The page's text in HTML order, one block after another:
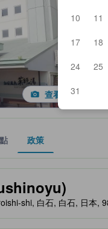
10
11
17
18
24
25
31
查看所有照片
政策
舒適度、設施與服務項目
shi, 白石, 白石, 日本,